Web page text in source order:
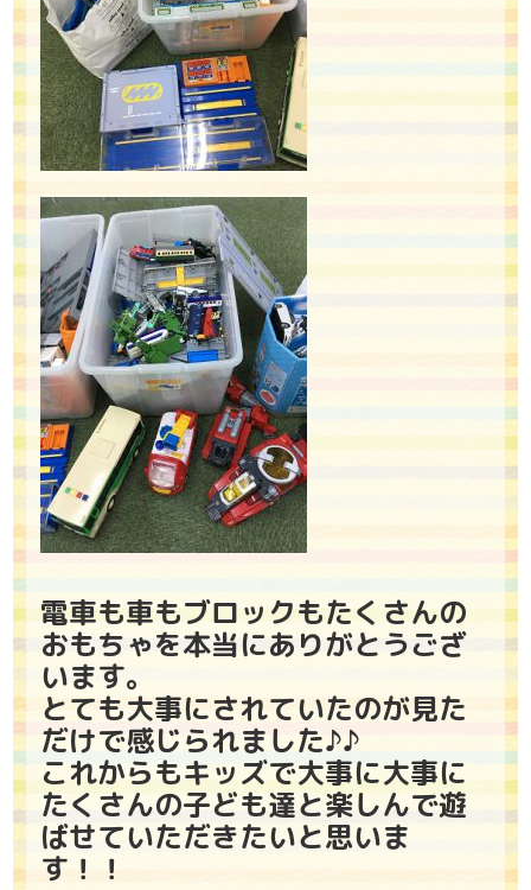
電車も車もブロックもたくさんの
おもちゃを本当にありがとうござ
います。
とても大事にされていたのが見た
だけで感じられました♪♪
これからもキッズで大事に大事に
たくさんの子ども達と楽しんで遊
ばせていただきたいと思いま
す！！